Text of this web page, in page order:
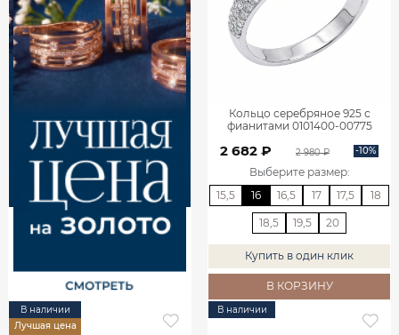
Кольцо серебряное 925 с
фианитами 0101400-00775
2 682 ₽ 2 980 ₽ -10%
Выберите размер:
15,5
16 16,5 17 17,5 18
18,5 19,5 20
Купить в один клик
В КОРЗИНУ
В наличии
Лучшая цена
В наличии